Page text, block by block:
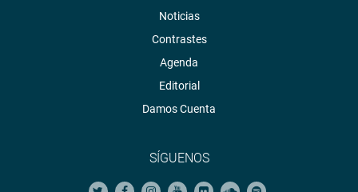
Noticias
Contrastes
Agenda
Editorial
Damos Cuenta
SÍGUENOS